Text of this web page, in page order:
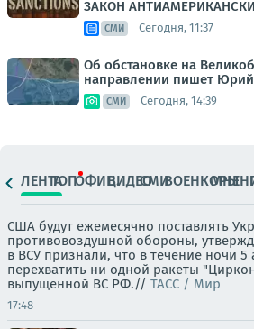
ЗАКОН
СМИ Сегодня, 11:37
Об обстановке на
направлении пишет
СМИ Сегодня, 14:39
ЛЕНТАТОПОФИЦ.ВИДЕОСМИВОЕНКОРЫ
США будут ежемесячно поставлять
противовоздушной обороны,
в ВСУ признали, что в течение ночи 5
перехватить ни одной ракеты
выпущенной ВС РФ.// ТАСС / Мир
17:48